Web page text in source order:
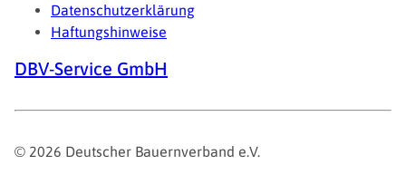
Datenschutzerklärung
Haftungshinweise
DBV-Service GmbH
© 2026 Deutscher Bauernverband e.V.